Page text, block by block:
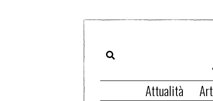
Attualità